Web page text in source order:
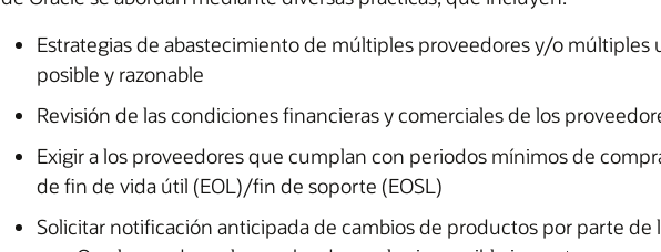
Estrategias de abastecimiento de múltiples proveedores y/o múltiples
posible y razonable
Revisión de las condiciones financieras y comerciales de los
Exigir a los proveedores que cumplan con periodos mínimos de
de fin de vida útil (EOL)/fin de soporte (EOSL)
Solicitar notificación anticipada de cambios de productos por parte de